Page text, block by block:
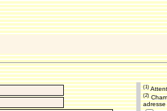
(1)
(2)
adresse